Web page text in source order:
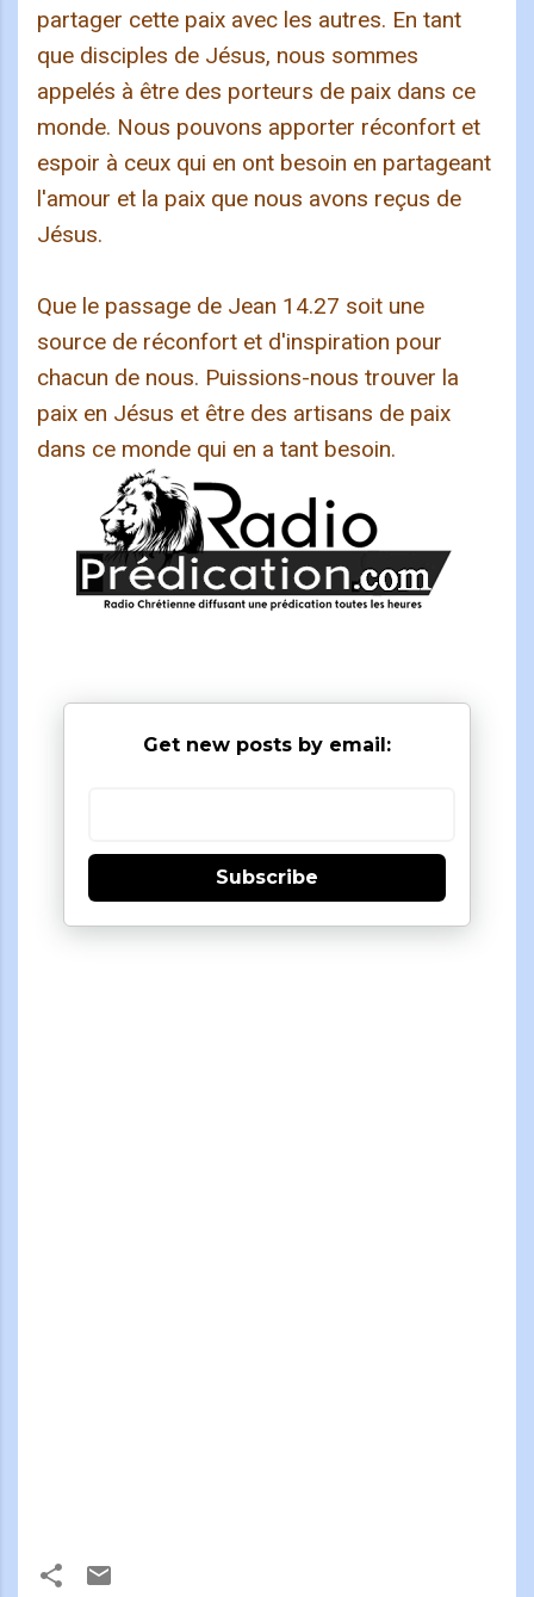
partager cette paix avec les autres. En tant
que disciples de Jésus, nous sommes
appelés à être des porteurs de paix dans ce
monde. Nous pouvons apporter réconfort et
espoir à ceux qui en ont besoin en partageant
l'amour et la paix que nous avons reçus de
Jésus.
Que le passage de Jean 14.27 soit une
source de réconfort et d'inspiration pour
chacun de nous. Puissions-nous trouver la
paix en Jésus et être des artisans de paix
dans ce monde qui en a tant besoin.
Get new posts by email:
Subscribe